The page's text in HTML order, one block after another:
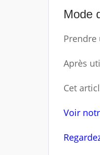
Mode
Après
Cet
Voir